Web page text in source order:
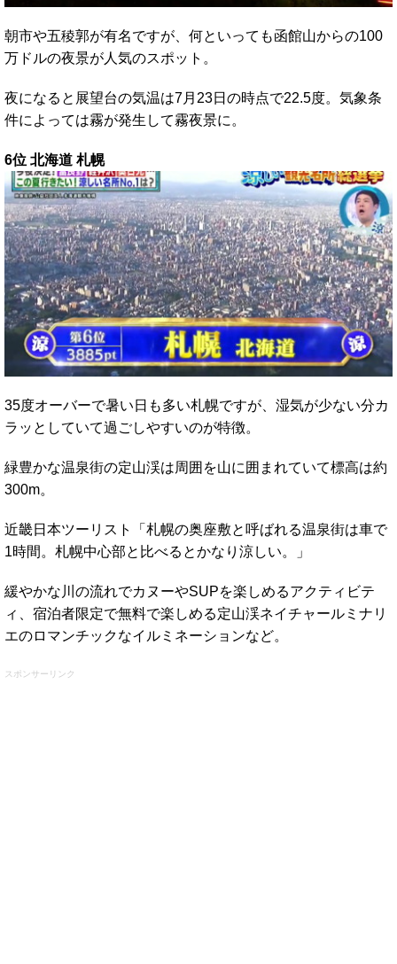
朝市や五稜郭が有名ですが、何といっても函館山からの100
万ドルの夜景が人気のスポット。
夜になると展望台の気温は7月23日の時点で22.5度。気象条
件によっては霧が発生して霧夜景に。
6位 北海道 札幌
35度オーバーで暑い日も多い札幌ですが、湿気が少ない分カ
ラッとしていて過ごしやすいのが特徴。
緑豊かな温泉街の定山渓は周囲を山に囲まれていて標高は約
300m。
近畿日本ツーリスト「札幌の奥座敷と呼ばれる温泉街は車で
1時間。札幌中心部と比べるとかなり涼しい。」
緩やかな川の流れでカヌーやSUPを楽しめるアクティビテ
ィ、宿泊者限定で無料で楽しめる定山渓ネイチャールミナリ
エのロマンチックなイルミネーションなど。
スポンサーリンク